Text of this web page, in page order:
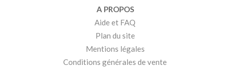
A PROPOS
Aide et FAQ
Plan du site
Mentions légales
Conditions générales de vente